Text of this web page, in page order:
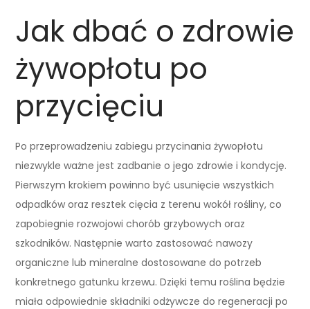
Jak dbać o zdrowie
żywopłotu po
przycięciu
Po przeprowadzeniu zabiegu przycinania żywopłotu
niezwykle ważne jest zadbanie o jego zdrowie i kondycję.
Pierwszym krokiem powinno być usunięcie wszystkich
odpadków oraz resztek cięcia z terenu wokół rośliny, co
zapobiegnie rozwojowi chorób grzybowych oraz
szkodników. Następnie warto zastosować nawozy
organiczne lub mineralne dostosowane do potrzeb
konkretnego gatunku krzewu. Dzięki temu roślina będzie
miała odpowiednie składniki odżywcze do regeneracji po